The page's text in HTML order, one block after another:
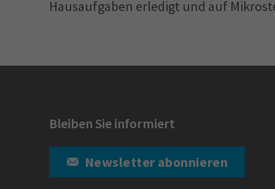
Hausaufgaben erledigt und auf
Bleiben Sie informiert
Newsletter abonnieren